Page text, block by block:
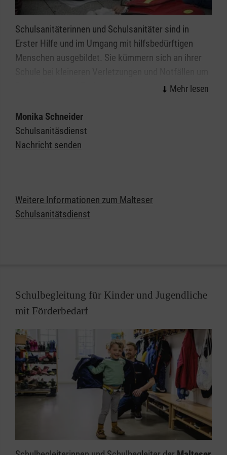
Schulsanitäterinnen und Schulsanitäter sind in
Erster Hilfe und im Umgang mit hilfsbedürftigen
Menschen ausgebildet. Sie kümmern sich an ihrer
gestellten Räume, Geräte und Materialien. Der
Schulsanitätsdienst in Freiburg unterstützt so die
Schulleitung in ihrer Verantwortung für die
Verantwortung übernehmen, Zivilcourage zeigen
und vielleicht sogar Leben retten.
Monika Schneider
Schulsanitäsdienst
Nachricht senden
Weitere Informationen zum Malteser
Schulsanitätsdienst
Schulbegleitung für Kinder und Jugendliche
mit Förderbedarf